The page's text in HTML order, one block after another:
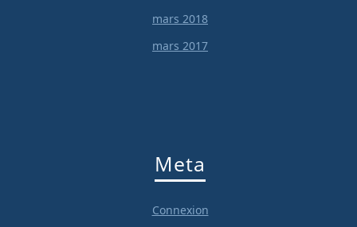
mars 2018
mars 2017
Meta
Connexion